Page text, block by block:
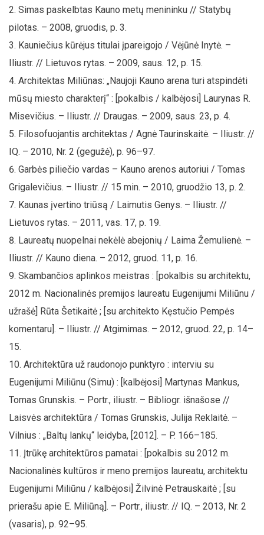
Simas paskelbtas Kauno metų menininku // Statybų
pilotas. – 2008, gruodis, p. 3.
Kauniečius kūrėjus titulai įpareigojo / Vėjūnė Inytė. –
Iliustr. // Lietuvos rytas. – 2009, saus. 12, p. 15.
Architektas Miliūnas: „Naujoji Kauno arena turi atspindėti
mūsų miesto charakterį“ : [pokalbis / kalbėjosi] Laurynas R.
Misevičius. – Iliustr. // Draugas. – 2009, saus. 23, p. 4.
Filosofuojantis architektas / Agnė Taurinskaitė. – Iliustr. //
IQ. – 2010, Nr. 2 (gegužė), p. 96–97.
Garbės piliečio vardas – Kauno arenos autoriui / Tomas
Grigalevičius. – Iliustr. // 15 min. – 2010, gruodžio 13, p. 2.
Kaunas įvertino triūsą / Laimutis Genys. – Iliustr. //
Lietuvos rytas. – 2011, vas. 17, p. 19.
Laureatų nuopelnai nekėlė abejonių / Laima Žemulienė. –
Iliustr. // Kauno diena. – 2012, gruod. 11, p. 16.
Skambančios aplinkos meistras : [pokalbis su architektu,
2012 m. Nacionalinės premijos laureatu Eugenijumi Miliūnu /
užrašė] Rūta Šetikaitė ; [su architekto Kęstučio Pempės
komentaru]. – Iliustr. // Atgimimas. – 2012, gruod. 22, p. 14–
15.
Architektūra už raudonojo punktyro : interviu su
Eugenijumi Miliūnu (Simu) : [kalbėjosi] Martynas Mankus,
Tomas Grunskis. – Portr., iliustr. – Bibliogr. išnašose //
Laisvės architektūra / Tomas Grunskis, Julija Reklaitė. –
Vilnius : „Baltų lankų“ leidyba, [2012]. – P. 166–185.
Įtrūkę architektūros pamatai : [pokalbis su 2012 m.
Nacionalinės kultūros ir meno premijos laureatu, architektu
Eugenijumi Miliūnu / kalbėjosi] Žilvinė Petrauskaitė ; [su
prierašu apie E. Miliūną]. – Portr., iliustr. // IQ. – 2013, Nr. 2
(vasaris), p. 92–95.